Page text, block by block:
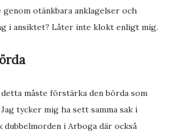
otänkbara anklagelser och
i ansiktet? Låter inte klokt enligt mig.
måste förstärka den börda som
tycker mig ha sett samma sak i
dubbelmorden i Arboga där också